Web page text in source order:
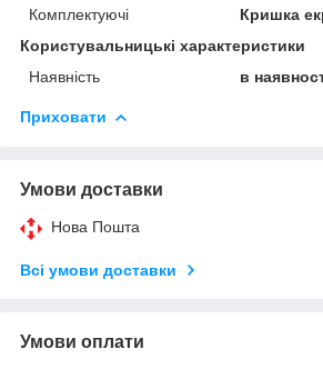
Комплектуючі
Кришка
Користувальницькі характеристики
Наявність
в
Приховати
Умови доставки
Нова Пошта
Всі умови доставки
Умови оплати